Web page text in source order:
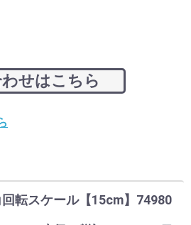
せはこちら
転スケール【15cm】74980
ける カートへ進む